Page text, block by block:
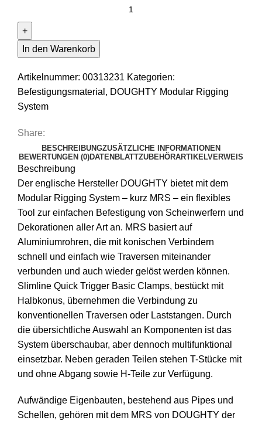
In den Warenkorb
Artikelnummer: 00313231 Kategorien:
Befestigungsmaterial , DOUGHTY Modular Rigging
System
Share:
BESCHREIBUNGZUSÄTZLICHE INFORMATIONEN
BEWERTUNGEN (0)DATENBLATTZUBEHÖRARTIKELVERWEIS
Beschreibung
Der englische Hersteller DOUGHTY bietet mit dem
Modular Rigging System – kurz MRS – ein flexibles
Tool zur einfachen Befestigung von Scheinwerfern und
Dekorationen aller Art an. MRS basiert auf
Aluminiumrohren, die mit konischen Verbindern
schnell und einfach wie Traversen miteinander
verbunden und auch wieder gelöst werden können.
Slimline Quick Trigger Basic Clamps, bestückt mit
Halbkonus, übernehmen die Verbindung zu
konventionellen Traversen oder Laststangen. Durch
die übersichtliche Auswahl an Komponenten ist das
System überschaubar, aber dennoch multifunktional
einsetzbar. Neben geraden Teilen stehen T-Stücke mit
und ohne Abgang sowie H-Teile zur Verfügung.
Aufwändige Eigenbauten, bestehend aus Pipes und
Schellen, gehören mit dem MRS von DOUGHTY der